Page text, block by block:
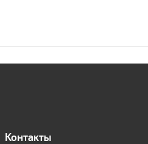
Контакты